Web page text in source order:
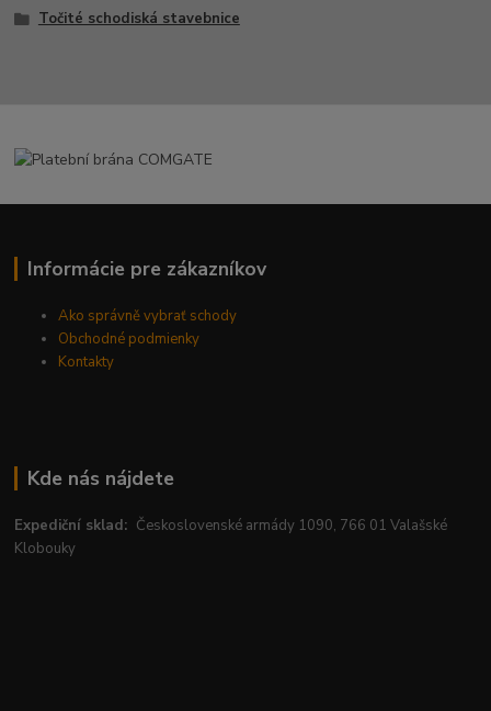
Točité schodiská stavebnice
Informácie pre zákazníkov
Ako správně vybrať schody
Obchodné podmienky
Kontakty
Kde nás nájdete
Expediční sklad: Československé armády 1090, 766 01 Valašské
Klobouky